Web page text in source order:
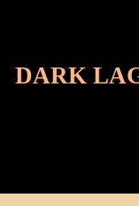
DARK